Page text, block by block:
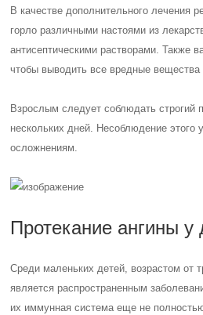
В качестве дополнительного лечения
горло различными настоями из
антисептическими растворами. Также
чтобы выводить все вредные
Взрослым следует соблюдать строгий
нескольких дней. Несоблюдение этого
осложнениям.
Протекание ангины у
Среди маленьких детей, возрастом от
является распространенным
их иммунная система еще не